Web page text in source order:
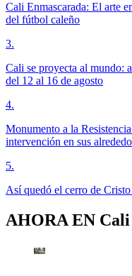
Cali Enmascarada: El arte
del fútbol caleño
3.
Cali se proyecta al mundo:
del 12 al 16 de agosto
4.
Monumento a la
intervención en sus
5.
Así quedó el cerro de
AHORA EN Cali